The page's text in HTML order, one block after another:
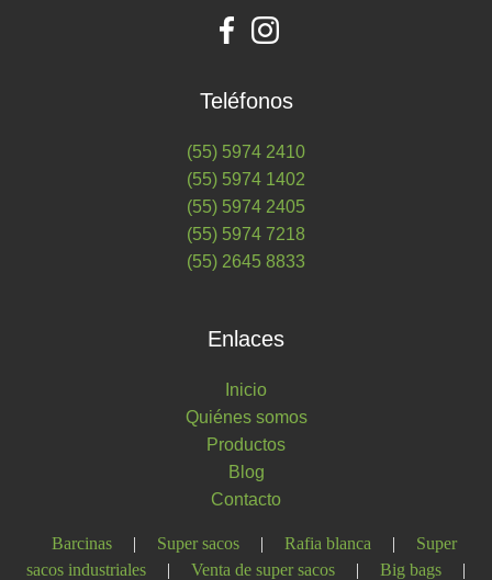
Teléfonos
(55) 5974 2410
(55) 5974 1402
(55) 5974 2405
(55) 5974 7218
(55) 2645 8833
Enlaces
Inicio
Quiénes somos
Productos
Blog
Contacto
Barcinas | Super sacos | Rafia blanca |
Super
sacos industriales
| Venta de super sacos | Big bags |